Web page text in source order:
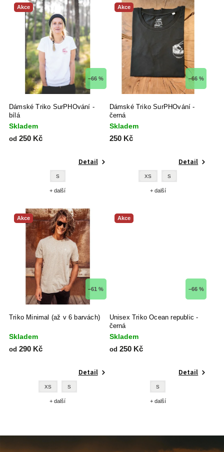
Akce
–66 %
Dámské Triko SurPHOvání -
bílá
Skladem
od 250 Kč
Detail
S
+ další
Akce
–66 %
Dámské Triko SurPHOvání -
černá
Skladem
250 Kč
Detail
XS S
+ další
Akce
–61 %
Triko Minimal (až v 6 barvách)
Skladem
od 290 Kč
Detail
XS S
+ další
Akce
–66 %
Unisex Triko Ocean republic -
černá
Skladem
od 250 Kč
Detail
S
+ další